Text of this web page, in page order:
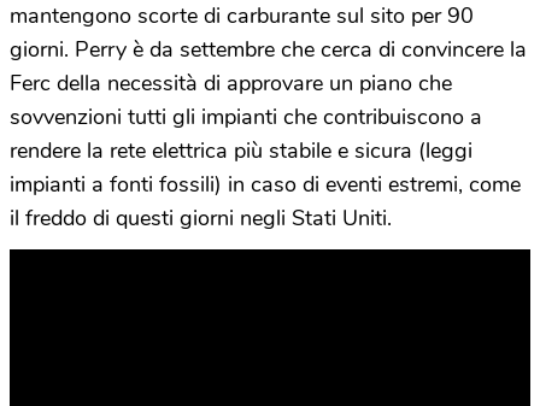
mantengono scorte di carburante sul sito per 90
giorni. Perry è da settembre che cerca di convincere la
Ferc della necessità di approvare un piano che
sovvenzioni tutti gli impianti che contribuiscono a
rendere la rete elettrica più stabile e sicura (leggi
impianti a fonti fossili) in caso di eventi estremi, come
il freddo di questi giorni negli Stati Uniti.